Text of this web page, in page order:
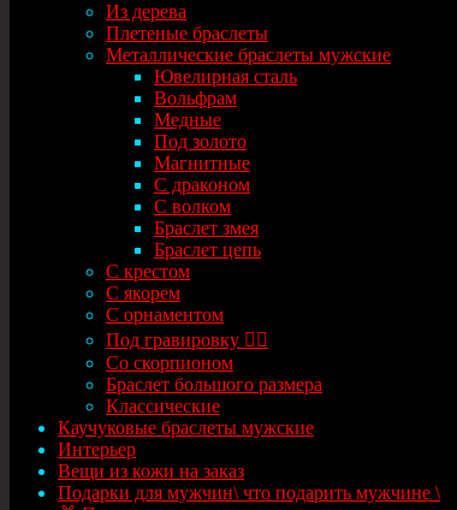
Из дерева
Плетеные браслеты
Металлические браслеты мужские
Ювелирная сталь
Вольфрам
Медные
Под золото
Магнитные
С драконом
С волком
Браслет змея
Браслет цепь
С крестом
С якорем
С орнаментом
Под гравировку ✍🏻
Со скорпионом
Браслет большого размера
Классические
Каучуковые браслеты мужские
Интерьер
Вещи из кожи на заказ
Подарки для мужчин\ что подарить мужчине \